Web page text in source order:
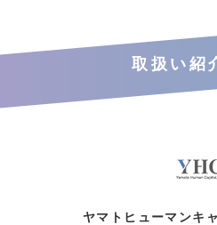
取扱い紹
ヤマトヒューマンキ